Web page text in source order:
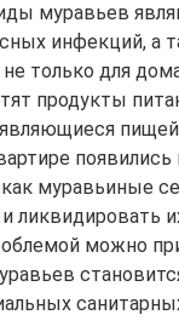
муравьев
инфекций, а
только для
продукты
пищей
как муравьиные
ликвидировать
можно